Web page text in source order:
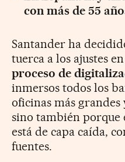
con más de 55
Santander ha
tuerca a los ajustes
proceso de
inmersos todos los
oficinas más grandes
sino también porque
está de capa caída,
fuentes.